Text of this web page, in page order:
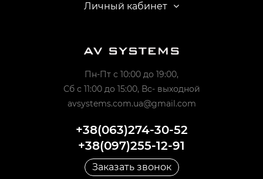
Личный кабинет
Пн-Пт с 10:00 до 19:00,
Сб с 11:00 до 15:00, Вс- выходной
avsystems.com.ua@gmail.com
+38(063)274-30-52
+38(097)255-12-91
Заказать звонок